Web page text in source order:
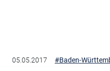
05.05.2017 #Baden-